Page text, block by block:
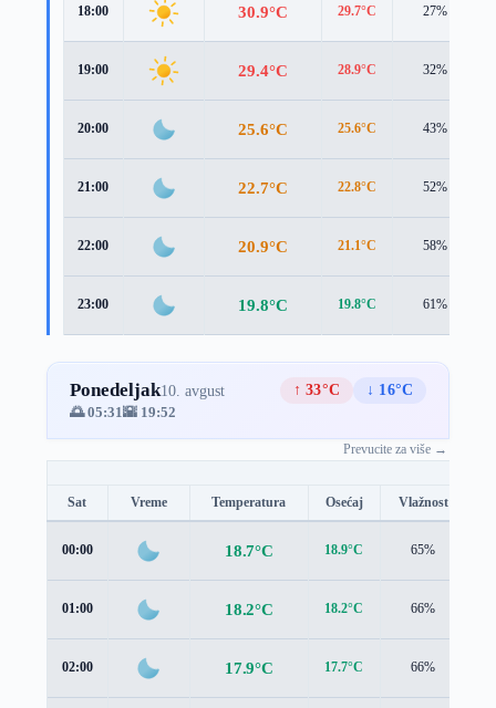
18:00 30.9°C 29.7°C 27%
19:00 29.4°C 28.9°C 32%
20:00 25.6°C 25.6°C 43%
21:00 22.7°C 22.8°C 52%
22:00 20.9°C 21.1°C 58%
23:00 19.8°C 19.8°C 61%
Ponedeljak10. avgust ↑ 33°C
↓ 16°C
🌅 05:31🌇 19:52
Prevucite za više →
Sat Vreme Temperatura Osećaj Vlažnost
00:00 18.7°C 18.9°C 65%
01:00 18.2°C 18.2°C 66%
02:00 17.9°C 17.7°C 66%